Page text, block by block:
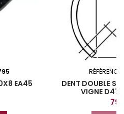
EA45
RÉFÉRENCE:
DENT DOUBLE
VIGNE
Prix